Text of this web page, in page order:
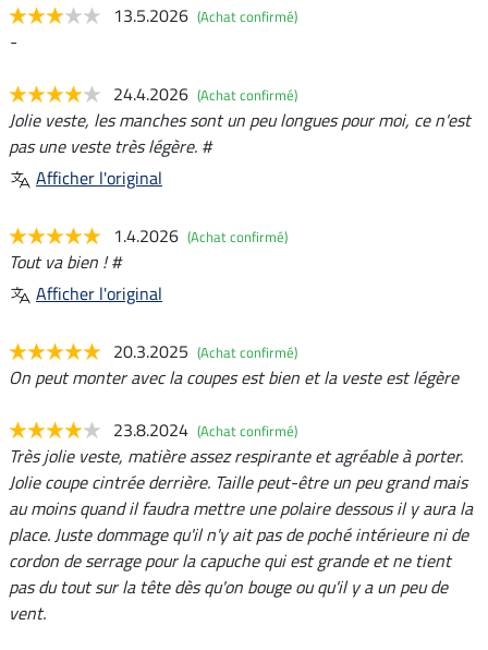
13.5.2026 (Achat confirmé)
-
24.4.2026 (Achat confirmé)
Jolie veste, les manches sont un peu longues pour moi, ce n'est
pas une veste très légère. #
Afficher l'original
1.4.2026 (Achat confirmé)
Tout va bien ! #
Afficher l'original
20.3.2025 (Achat confirmé)
On peut monter avec la coupes est bien et la veste est légère
23.8.2024 (Achat confirmé)
Très jolie veste, matière assez respirante et agréable à porter.
Jolie coupe cintrée derrière. Taille peut-être un peu grand mais
au moins quand il faudra mettre une polaire dessous il y aura la
place. Juste dommage qu'il n'y ait pas de poché intérieure ni de
cordon de serrage pour la capuche qui est grande et ne tient
pas du tout sur la tête dès qu'on bouge ou qu'il y a un peu de
vent.